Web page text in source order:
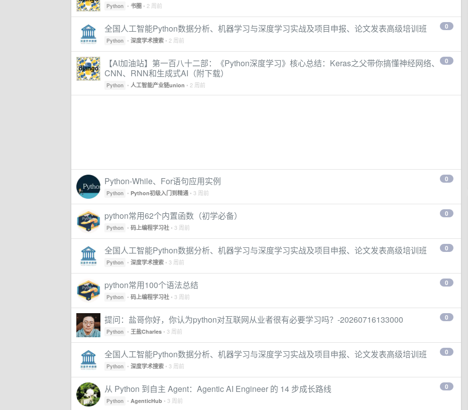
Python • 书圈 • 2 周前
0
全国人工智能Python数据分析、机器学习与深度学习实战及项目申报、论文发表高级培训班
Python • 深度学术搜索 • 2 周前
0
【AI加油站】第一百八十二部：《Python深度学习》核心总结：Keras之父带你搞懂神经网络、
CNN、RNN和生成式AI（附下载）
Python • 人工智能产业链union • 2 周前
0
Python-While、For语句应用实例
Python • Python初级入门到精通 • 3 周前
0
python常用62个内置函数（初学必备）
Python • 码上编程学习社 • 3 周前
0
全国人工智能Python数据分析、机器学习与深度学习实战及项目申报、论文发表高级培训班
Python • 深度学术搜索 • 3 周前
0
python常用100个语法总结
Python • 码上编程学习社 • 3 周前
0
提问：盐哥你好，你认为python对互联网从业者很有必要学习吗？-20260716133000
Python • 王盐Charles • 3 周前
0
全国人工智能Python数据分析、机器学习与深度学习实战及项目申报、论文发表高级培训班
Python • 深度学术搜索 • 3 周前
0
从 Python 到自主 Agent：Agentic AI Engineer 的 14 步成长路线
Python • AgenticHub • 3 周前